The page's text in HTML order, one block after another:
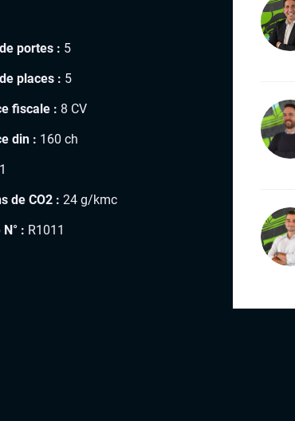
portes : 5
places : 5
fiscale : 8 CV
din : 160 ch
1
de CO2 : 24 g/kmc
: R1011